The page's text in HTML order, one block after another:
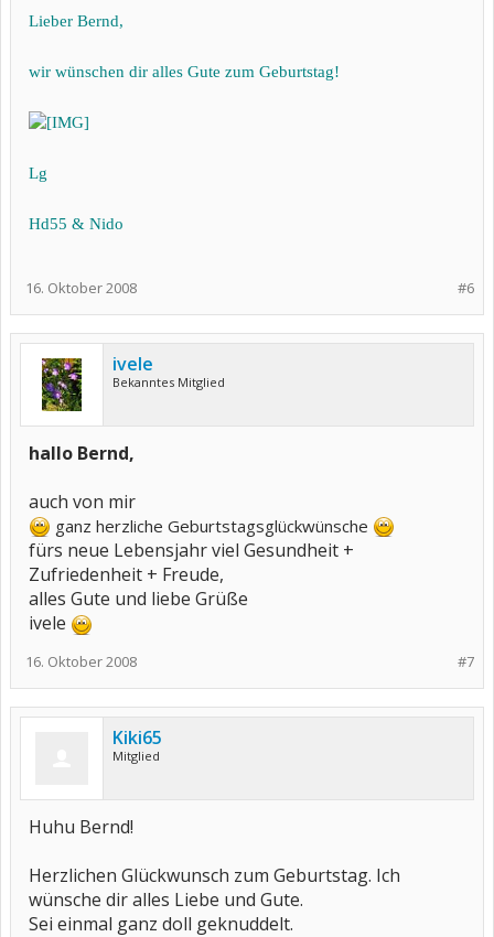
Lieber Bernd,
wir wünschen dir alles Gute zum Geburtstag!
Lg
Hd55 & Nido
#6
16. Oktober 2008
ivele
Bekanntes Mitglied
hallo Bernd,
auch von mir
ganz herzliche Geburtstagsglückwünsche
fürs neue Lebensjahr viel Gesundheit +
Zufriedenheit + Freude,
alles Gute und liebe Grüße
ivele
#7
16. Oktober 2008
Kiki65
Mitglied
Huhu Bernd!
Herzlichen Glückwunsch zum Geburtstag. Ich
wünsche dir alles Liebe und Gute.
Sei einmal ganz doll geknuddelt.